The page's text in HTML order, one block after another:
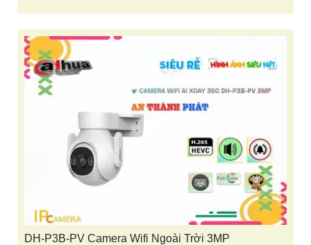
DH-P3B-PV Camera Wifi Ngoài Trời 3MP